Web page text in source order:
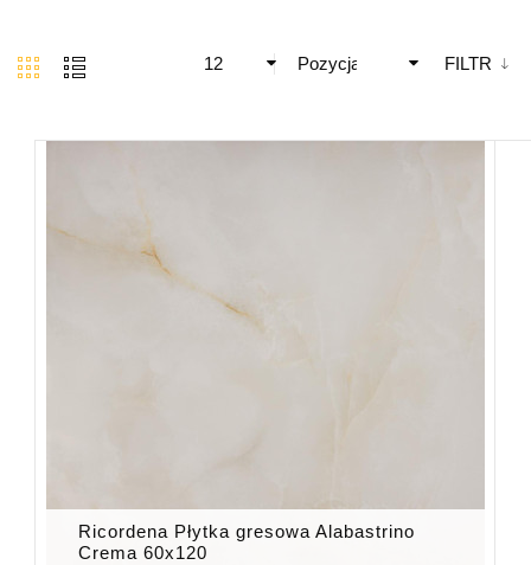
Pozycja FILTR
12
Ricordena Płytka gresowa Alabastrino
Crema 60x120